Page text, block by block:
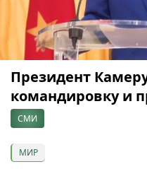
Президент
командировку и
СМИ
МИР